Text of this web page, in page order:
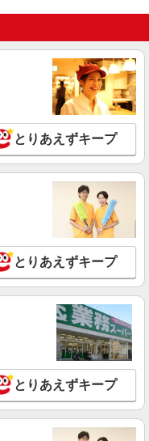
とりあえずキープ
とりあえずキープ
とりあえずキープ